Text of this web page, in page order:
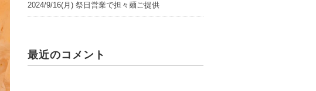
2024/9/16(月) 祭日営業で担々麺ご提供
最近のコメント